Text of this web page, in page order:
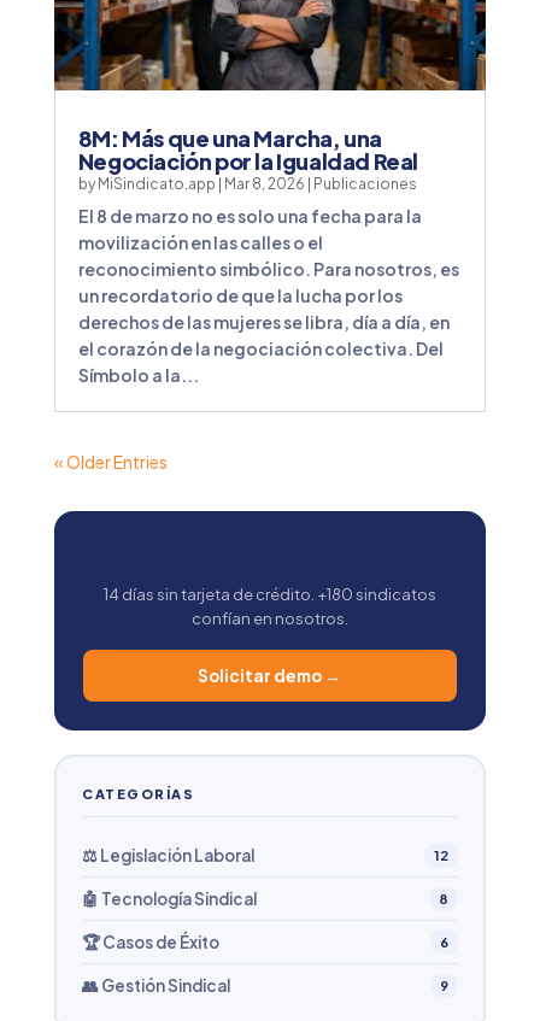
8M: Más que una Marcha, una
Negociación por la Igualdad Real
by MiSindicato.app Mar 8, 2026 Publicaciones
El 8 de marzo no es solo una fecha para la
movilización en las calles o el
reconocimiento simbólico. Para nosotros, es
un recordatorio de que la lucha por los
derechos de las mujeres se libra, día a día, en
el corazón de la negociación colectiva. Del
Símbolo a la...
« Older Entries
14 días sin tarjeta de crédito. +180 sindicatos
confían en nosotros.
Solicitar demo →
CATEGORÍAS
⚖️ Legislación Laboral 12
🤖 Tecnología Sindical 8
🏆 Casos de Éxito 6
👥 Gestión Sindical 9